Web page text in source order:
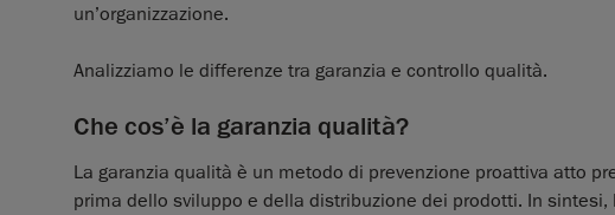
un’organizzazione.
Analizziamo le differenze tra garanzia e controllo qualità.
Che cos’è la garanzia qualità?
La garanzia qualità è un metodo di prevenzione proattiva atto
prima dello sviluppo e della distribuzione dei prodotti. In